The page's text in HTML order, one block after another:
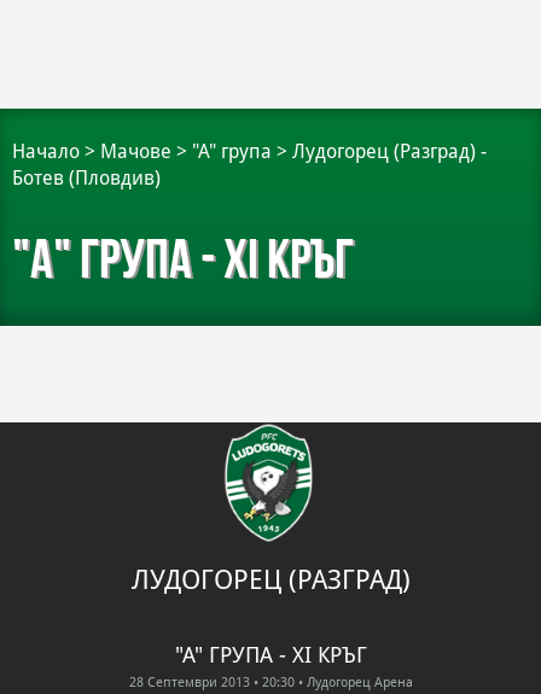
Начало > Мачове > "А" група > Лудогорец (Разград) -
Ботев (Пловдив)
"А" група - XI кръг
ЛУДОГОРЕЦ (РАЗГРАД)
"А" ГРУПА - XI КРЪГ
28 Септември 2013 • 20:30 • Лудогорец Арена